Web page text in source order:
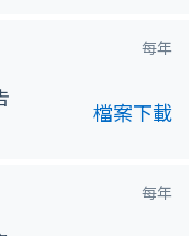
每年
檔案下載
每年